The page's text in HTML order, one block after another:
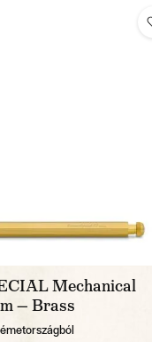
Mechanical
— Brass